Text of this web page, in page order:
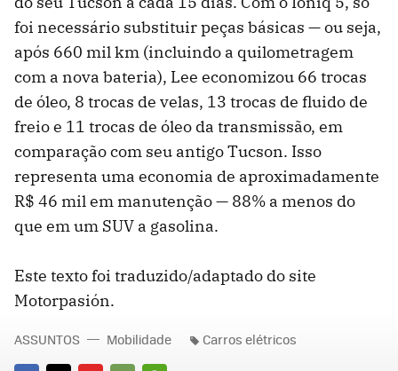
foi necessário substituir peças básicas — ou seja,
após 660 mil km (incluindo a quilometragem
com a nova bateria), Lee economizou 66 trocas
de óleo, 8 trocas de velas, 13 trocas de fluido de
freio e 11 trocas de óleo da transmissão, em
comparação com seu antigo Tucson. Isso
representa uma economia de aproximadamente
R$ 46 mil em manutenção — 88% a menos do
que em um SUV a gasolina.
Este texto foi traduzido/adaptado do site
Motorpasión.
ASSUNTOS Mobilidade Carros elétricos